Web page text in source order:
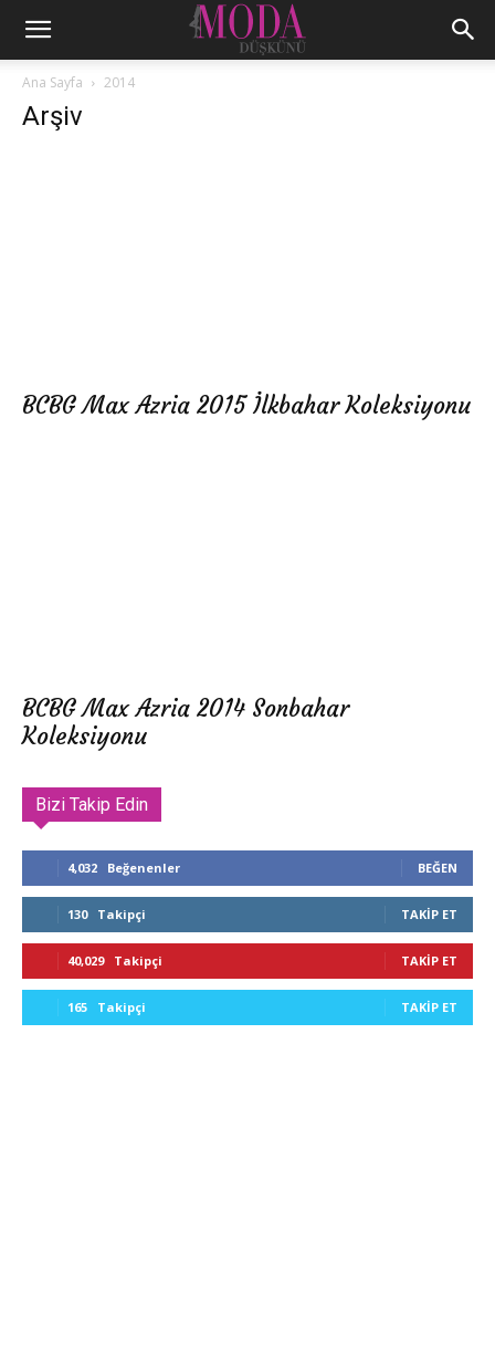
Ana Sayfa 2014
Arşiv
BCBG Max Azria 2015 İlkbahar Koleksiyonu
BCBG Max Azria 2014 Sonbahar
Koleksiyonu
Bizi Takip Edin
4,032 Beğenenler BEĞEN
130 Takipçi TAKIP ET
40,029 Takipçi TAKIP ET
165 Takipçi TAKIP ET